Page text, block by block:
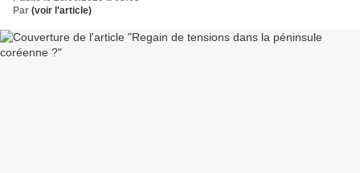
Par (voir l'article)